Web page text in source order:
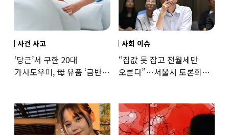
사건 사고
‘당근’서 구한 20대
가사도우미, 母 유품 ‘금반지
사회 이슈
“집값 못 잡고 전월세만
오른다”…서울시 토론회서